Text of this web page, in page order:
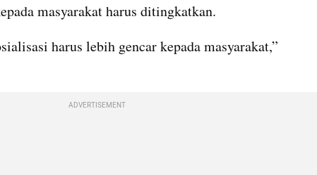
masyarakat harus ditingkatkan.
harus lebih gencar kepada masyarakat,”
ADVERTISEMENT